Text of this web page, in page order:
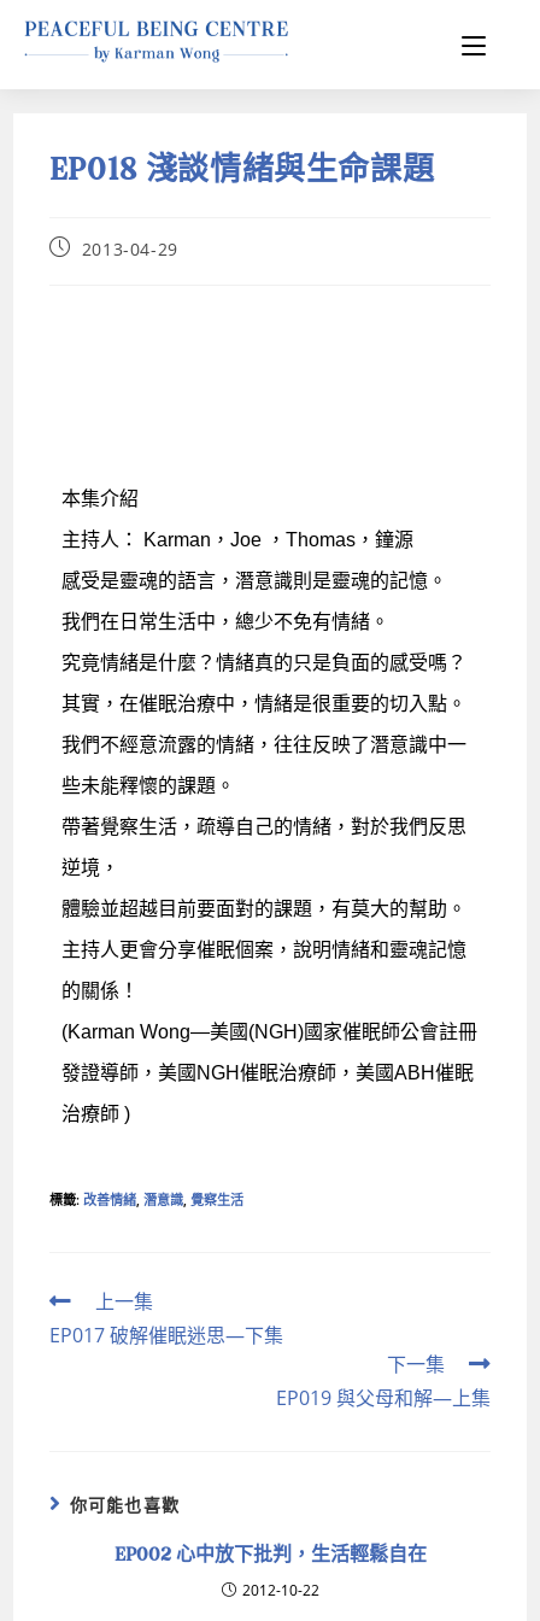
EP018 淺談情緒與生命課題
2013-04-29
本集介紹
主持人： Karman，Joe ，Thomas，鐘源
感受是靈魂的語言，潛意識則是靈魂的記憶。
我們在日常生活中，總少不免有情緒。
究竟情緒是什麼？情緒真的只是負面的感受嗎？
其實，在催眠治療中，情緒是很重要的切入點。
我們不經意流露的情緒，往往反映了潛意識中一
些未能釋懷的課題。
帶著覺察生活，疏導自己的情緒，對於我們反思
逆境，
體驗並超越目前要面對的課題，有莫大的幫助。
主持人更會分享催眠個案，說明情緒和靈魂記憶
的關係！
(Karman Wong—美國(NGH)國家催眠師公會註冊
發證導師，美國NGH催眠治療師，美國ABH催眠
治療師 )
標籤:改善情緒, 潛意識, 覺察生活
上一集
EP017 破解催眠迷思—下集
下一集
EP019 與父母和解—上集
你可能也喜歡
EP002 心中放下批判，生活輕鬆自在
2012-10-22